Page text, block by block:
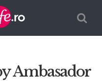
Ambasador